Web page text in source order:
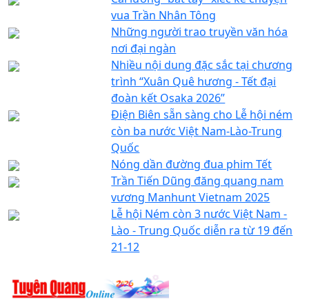
vua Trần Nhân Tông
Những người trao truyền văn hóa
nơi đại ngàn
Nhiều nội dung đặc sắc tại chương
trình “Xuân Quê hương - Tết đại
đoàn kết Osaka 2026”
Điện Biên sẵn sàng cho Lễ hội ném
còn ba nước Việt Nam-Lào-Trung
Quốc
Nóng dần đường đua phim Tết
Trần Tiến Dũng đăng quang nam
vương Manhunt Vietnam 2025
Lễ hội Ném còn 3 nước Việt Nam -
Lào - Trung Quốc diễn ra từ 19 đến
21-12